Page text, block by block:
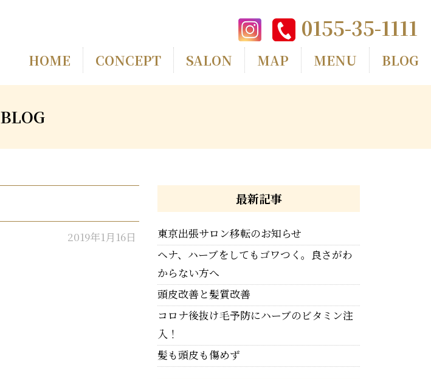
0155-35-1111
HOME CONCEPT SALON MAP MENU BLOG
BLOG
2019年1月16日
最新記事
東京出張サロン移転のお知らせ
ヘナ、ハーブをしてもゴワつく。良さがわ
からない方へ
頭皮改善と髪質改善
コロナ後抜け毛予防にハーブのビタミン注
入！
髪も頭皮も傷めず